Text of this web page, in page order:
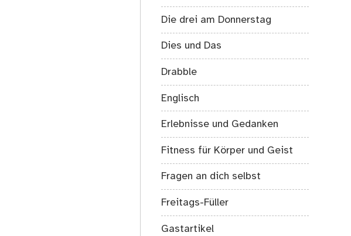
Die drei am Donnerstag
Dies und Das
Drabble
Englisch
Erlebnisse und Gedanken
Fitness für Körper und Geist
Fragen an dich selbst
Freitags-Füller
Gastartikel